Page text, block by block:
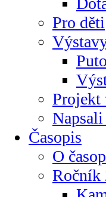
Pro děti
Projekt
Napsali
Časopis
O
Ročník